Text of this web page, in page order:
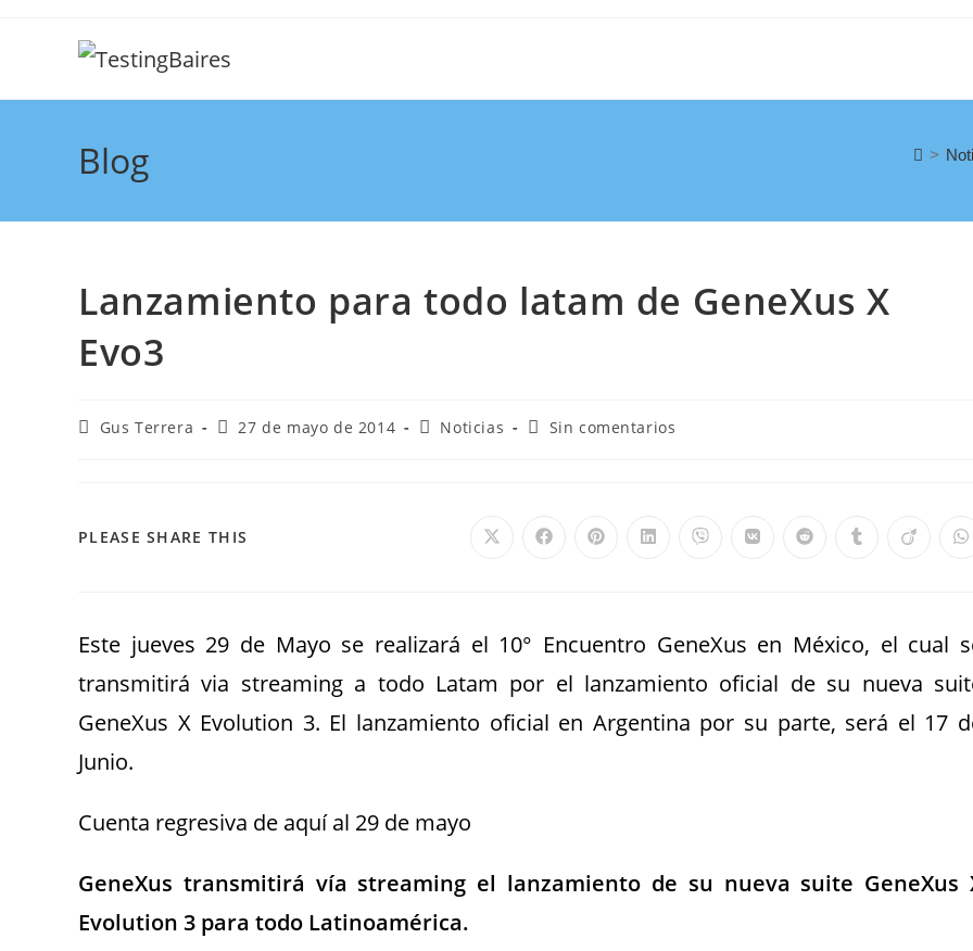
Blog >
Lanzamiento para todo latam de GeneXus X
Evo3
Gus Terrera 27 de mayo de 2014 Noticias Sin comentarios
PLEASE SHARE THIS
Este jueves 29 de Mayo se realizará el 10° Encuentro GeneXus en México, el cual
transmitirá via streaming a todo Latam por el lanzamiento oficial de su nueva
GeneXus X Evolution 3. El lanzamiento oficial en Argentina por su parte, será el 17
Junio.
Cuenta regresiva de aquí al 29 de mayo
GeneXus transmitirá vía streaming el lanzamiento de su nueva suite GeneXus
Evolution 3 para todo Latinoamérica.